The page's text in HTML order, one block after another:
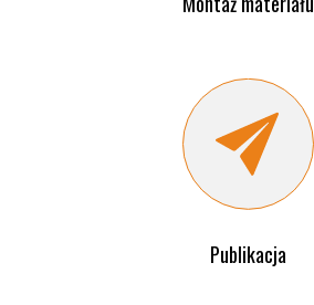
Publikacja